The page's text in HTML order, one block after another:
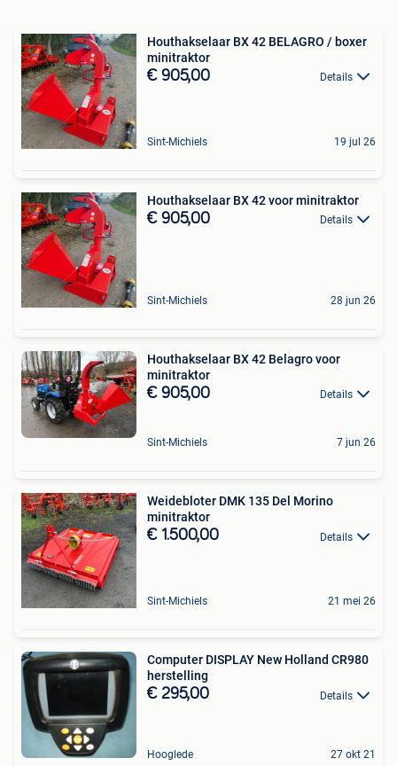
Houthakselaar BX 42 BELAGRO / boxer
minitraktor
€ 905,00 Details
Sint-Michiels 19 jul 26
Houthakselaar BX 42 voor minitraktor
€ 905,00 Details
Sint-Michiels 28 jun 26
Houthakselaar BX 42 Belagro voor
minitraktor
€ 905,00 Details
Sint-Michiels 7 jun 26
Weidebloter DMK 135 Del Morino
minitraktor
€ 1.500,00 Details
Sint-Michiels 21 mei 26
Computer DISPLAY New Holland CR980
herstelling
€ 295,00 Details
Hooglede 27 okt 21